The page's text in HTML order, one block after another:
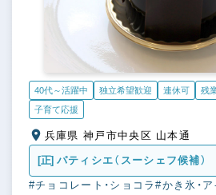
40代～活躍中 独立希望歓迎 連休可 残
子育て応援
兵庫県 神戸市中央区 山本通
[正] パティシエ（スーシェフ候補）
#チョコレート・ショコラ#かき氷・ア